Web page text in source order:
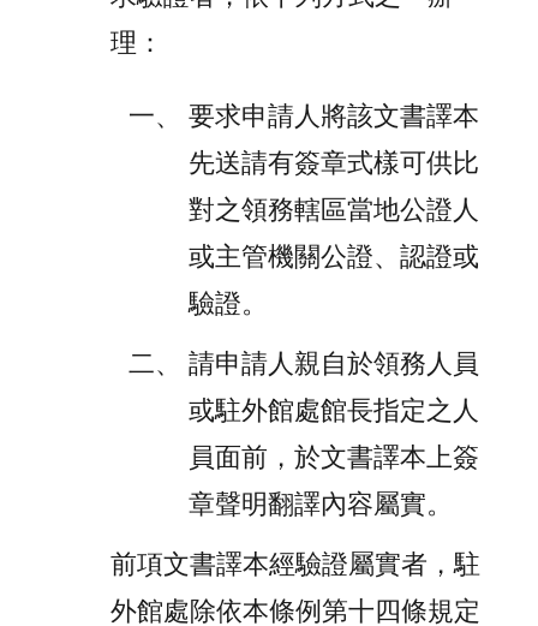
理：
要求申請人將該文書譯本
先送請有簽章式樣可供比
對之領務轄區當地公證人
或主管機關公證、認證或
驗證。
請申請人親自於領務人員
或駐外館處館長指定之人
員面前，於文書譯本上簽
章聲明翻譯內容屬實。
前項文書譯本經驗證屬實者，駐
外館處除依本條例第十四條規定